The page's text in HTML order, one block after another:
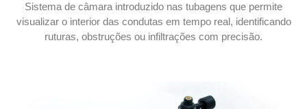
Sistema de câmara introduzido nas tubagens que permite
visualizar o interior das condutas em tempo real, identificando
ruturas, obstruções ou infiltrações com precisão.